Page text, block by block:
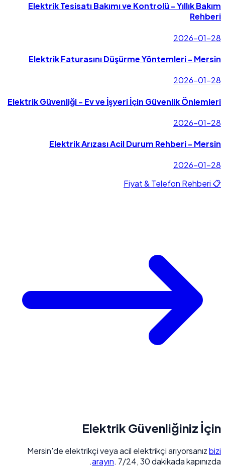
Elektrik Tesisatı Bakımı ve Kontrolü - Yıllık Bakım
Rehberi
2026-01-28
Elektrik Faturasını Düşürme Yöntemleri - Mersin
2026-01-28
Elektrik Güvenliği - Ev ve İşyeri İçin Güvenlik Önlemleri
2026-01-28
Elektrik Arızası Acil Durum Rehberi - Mersin
2026-01-28
📋 Fiyat & Telefon Rehberi
Elektrik Güvenliğiniz İçin
Mersin'de elektrikçi veya acil elektrikçi arıyorsanızbizi
arayın. 7/24, 30 dakikada kapınızda.